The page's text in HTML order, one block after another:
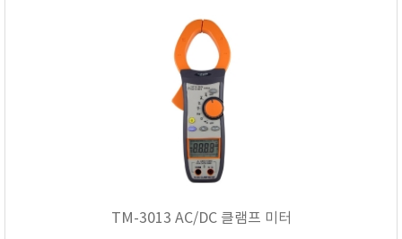
TM-3013 AC/DC 클램프 미터